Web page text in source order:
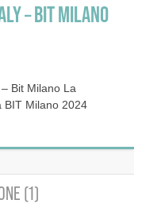
– BIT MILANO
Bit Milano La
BIT Milano 2024
(1)